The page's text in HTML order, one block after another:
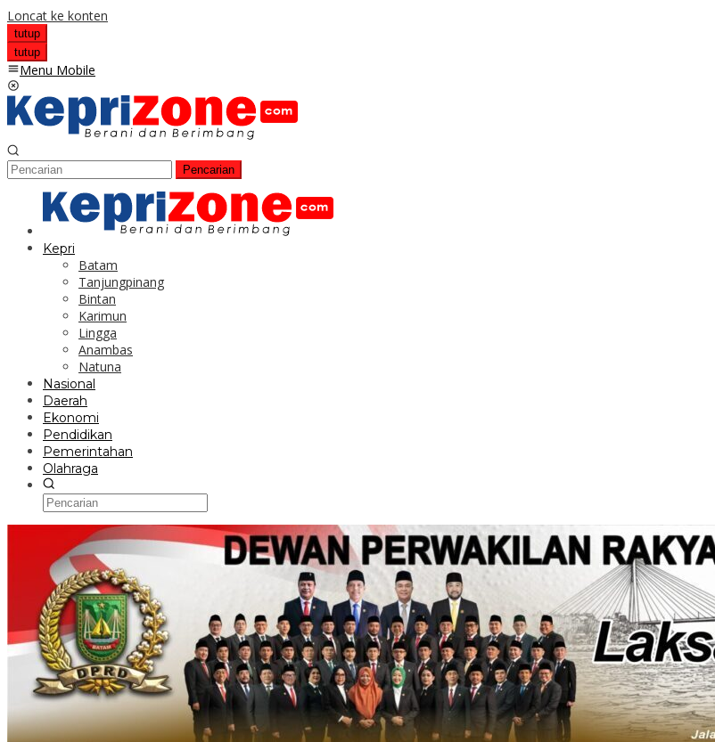
Loncat ke konten
tutup
tutup
Menu Mobile
Pencarian
Kepri
Batam
Tanjungpinang
Bintan
Karimun
Lingga
Anambas
Natuna
Nasional
Daerah
Ekonomi
Pendidikan
Pemerintahan
Olahraga